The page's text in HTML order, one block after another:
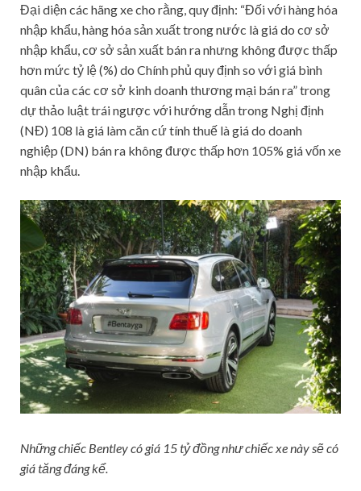
Đại diện các hãng xe cho rằng, quy định: “Đối với hàng hóa
nhập khẩu, hàng hóa sản xuất trong nước là giá do cơ sở
nhập khẩu, cơ sở sản xuất bán ra nhưng không được thấp
hơn mức tỷ lệ (%) do Chính phủ quy định so với giá bình
quân của các cơ sở kinh doanh thương mại bán ra” trong
dự thảo luật trái ngược với hướng dẫn trong Nghị định
(NĐ) 108 là giá làm căn cứ tính thuế là giá do doanh
nghiệp (DN) bán ra không được thấp hơn 105% giá vốn xe
nhập khẩu.
Những chiếc Bentley có giá 15 tỷ đồng như chiếc xe này sẽ có
giá tăng đáng kể.